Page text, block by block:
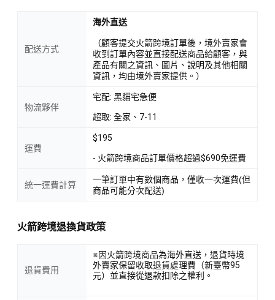
配送方式
海外直送
（顧客提交火箭跨境訂單後，境外賣家會
收到訂單內容並直接配送商品給顧客，與
產品有關之資訊、圖片、說明及其他相關
資訊，均由境外賣家提供。）
物流夥伴
宅配: 黑貓宅急便
超取: 全家、7-11
運費
$195
- 火箭跨境商品訂單價格超過$690免運費
統一運費計算
一筆訂單中有數個商品，僅收一次運費(但
商品可能分次配送)
火箭跨境退換貨政策
退貨費用
※因火箭跨境商品為海外直送，退貨時境
外賣家保留收取退貨處理費（新臺幣95
元）並直接從退款扣除之權利。